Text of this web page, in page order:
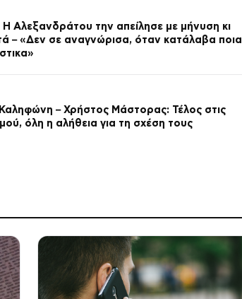
Αλεξανδράτου την απείλησε με μήνυση κι
– «Δεν σε αναγνώρισα, όταν κατάλαβα ποια
– Χρήστος Μάστορας: Τέλος στις
όλη η αλήθεια για τη σχέση τους